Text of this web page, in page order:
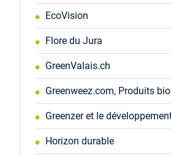
EcoVision
Flore du Jura
GreenValais.ch
Greenweez.com, Produits bio
Greenzer et le
Horizon durable